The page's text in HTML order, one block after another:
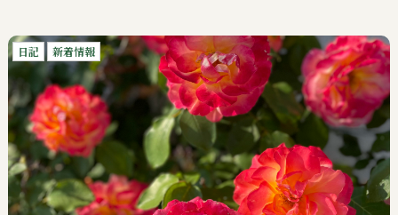
日記 新着情報